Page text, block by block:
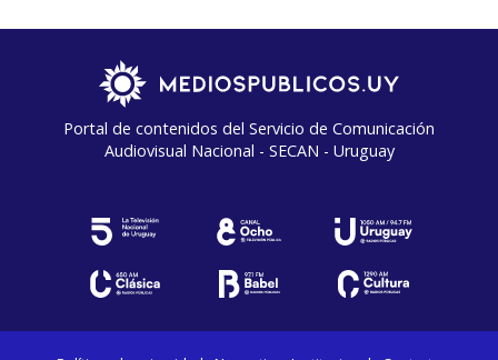
Portal de contenidos del Servicio de Comunicación
Audiovisual Nacional - SECAN - Uruguay